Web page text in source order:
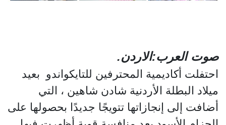
صوت العرب:الاردن.
احتفلت أكاديمية المحترفين للتايكواندو بعيد
ميلاد البطلة الأردنية شادن شاهين ، التي
أضافت إلى إنجازاتها تتويجًا جديدًا بحصولها على